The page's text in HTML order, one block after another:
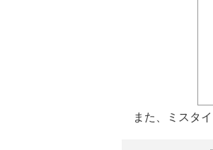
また、ミスタイ